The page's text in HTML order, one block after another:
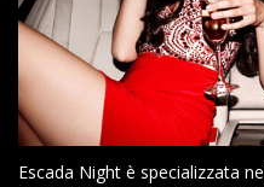
Escada Night è specializzata